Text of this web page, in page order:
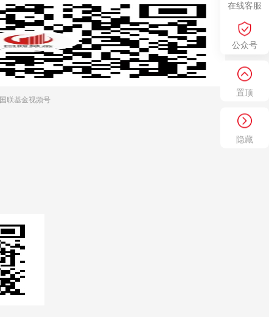
在线客服
公众号
置顶
隐藏
国联基金视频号